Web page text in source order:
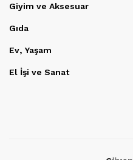
Giyim ve Aksesuar
Gıda
Ev, Yaşam
El İşi ve Sanat